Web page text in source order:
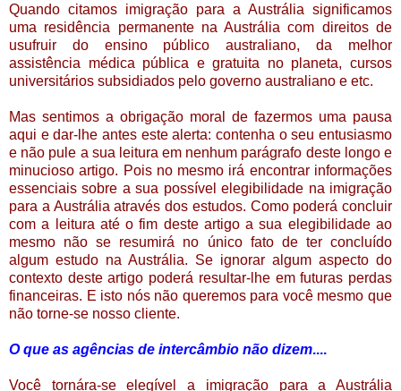
Quando citamos imigração para a Austrália significamos
uma residência permanente na Austrália com direitos de
usufruir do ensino público australiano, da melhor
assistência médica pública e gratuita no planeta, cursos
universitários subsidiados pelo governo australiano e etc.
Mas sentimos a obrigação moral de fazermos uma pausa
aqui e dar-lhe antes este alerta: contenha o seu entusiasmo
e não pule a sua leitura em nenhum parágrafo deste longo e
minucioso artigo. Pois no mesmo irá encontrar informações
essenciais sobre a sua possível elegibilidade na imigração
para a Austrália através dos estudos. Como poderá concluir
com a leitura até o fim deste artigo a sua elegibilidade ao
mesmo não se resumirá no único fato de ter concluído
algum estudo na Austrália. Se ignorar algum aspecto do
contexto deste artigo poderá resultar-lhe em futuras perdas
financeiras. E isto nós não queremos para você mesmo que
não torne-se nosso cliente.
O que as agências de intercâmbio não dizem....
Você tornára-se elegível a imigração para a Austrália